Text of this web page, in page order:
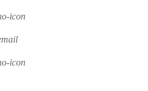
icon
icon